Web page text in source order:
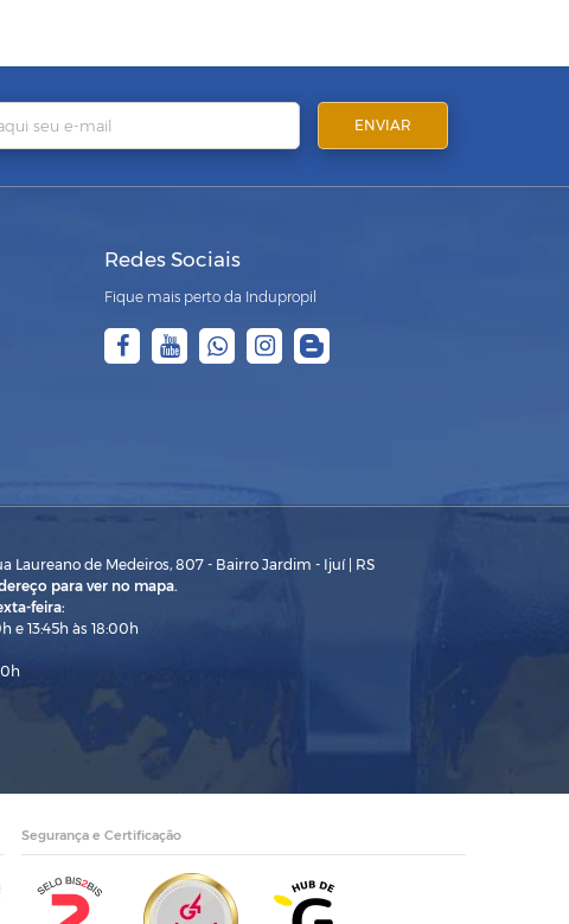
Redes Sociais
Fique mais perto da Indupropil
Laureano de Medeiros, 807 - Bairro Jardim - Ijuí | RS
para ver no mapa.
feira:
e 13:45h às 18:00h
Segurança e Certificação